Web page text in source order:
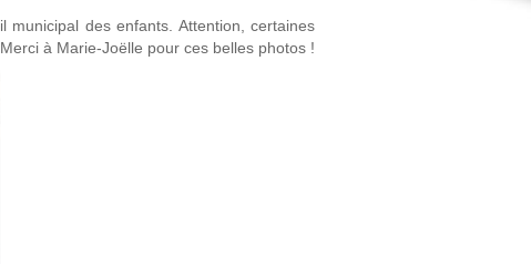
des enfants. Attention, certaines
à Marie-Joëlle pour ces belles photos !